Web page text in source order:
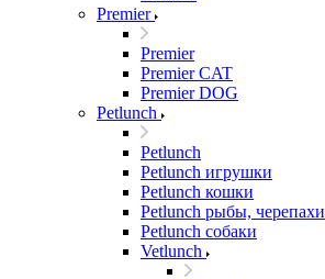
Premier
Premier
Premier CAT
Premier DOG
Petlunch
Petlunch
Petlunch игрушки
Petlunch кошки
Petlunch рыбы, черепахи
Petlunch собаки
Vetlunch